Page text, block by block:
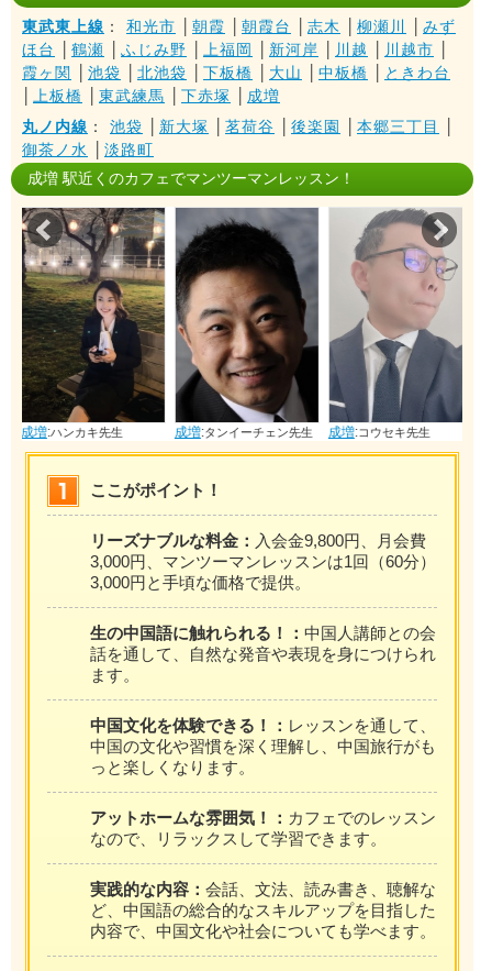
東武東上線 ： 和光市 朝霞 朝霞台 志木 柳瀬川
みず
ほ台
鶴瀬 ふじみ野 上福岡 新河岸 川越 川越市
霞ヶ関
池袋 北池袋 下板橋 大山 中板橋
ときわ台
上板橋 東武練馬 下赤塚
成増
丸ノ内線 ： 池袋 新大塚 茗荷谷 後楽園 本郷三丁目
御茶ノ水
淡路町
成増 駅近くのカフェでマンツーマンレッスン！
成増:タンイーチェン先生 成増: コウセキ先生 成増:ソンモモ先生
Prev
ここがポイント！
リーズナブルな料金： 入会金9,800円、月会費
3,000円、マンツーマンレッスンは1回（60分）
3,000円と手頃な価格で提供。
生の中国語に触れられる！： 中国人講師との会
話を通して、自然な発音や表現を身につけられ
ます。
中国文化を体験できる！： レッスンを通して、
中国の文化や習慣を深く理解し、中国旅行がも
っと楽しくなります。
アットホームな雰囲気！： カフェでのレッスン
なので、リラックスして学習できます。
実践的な内容： 会話、文法、読み書き、聴解な
ど、中国語の総合的なスキルアップを目指した
内容で、中国文化や社会についても学べます。